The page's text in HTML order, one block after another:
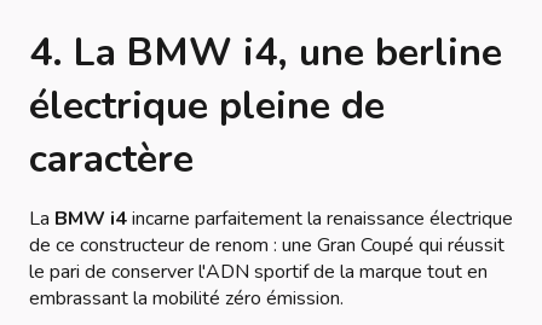
4. La BMW i4, une berline
électrique pleine de
caractère
La BMW i4incarne parfaitement la renaissance électrique
de ce constructeur de renom : une Gran Coupé qui réussit
le pari de conserver l'ADN sportif de la marque tout en
embrassant la mobilité zéro émission.